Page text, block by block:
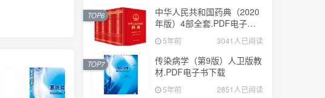
中华人民共和国药典（2020
年版）4部全套.PDF电子书
下载
5年前 3041人已阅读
TOP6
传染病学（第9版）人卫版教
材.PDF电子书下载
5年前 2851人已阅读
TOP7